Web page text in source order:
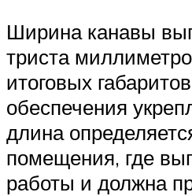
Ширина канавы
триста
итоговых
обеспечения
длина
помещения, где
работы и должна